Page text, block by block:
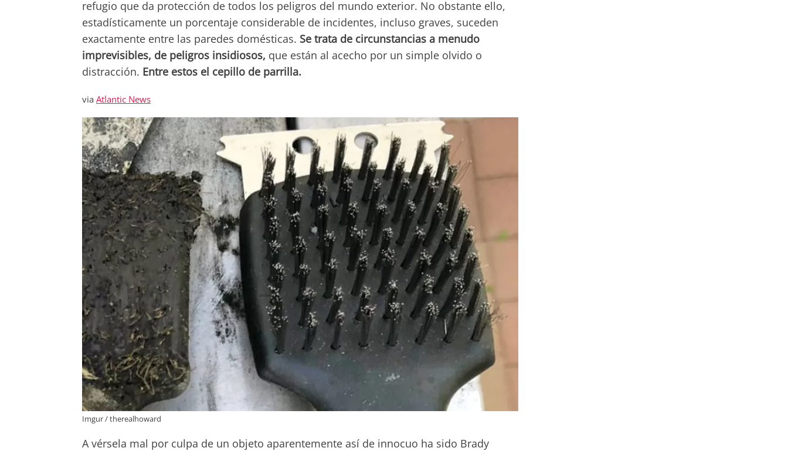
refugio que da protección de todos los peligros del mundo exterior. No obstante ello,
estadísticamente un porcentaje considerable de incidentes, incluso graves, suceden
exactamente entre las paredes domésticas. Se trata de circunstancias a menudo
imprevisibles, de peligros insidiosos, que están al acecho por un simple olvido o
distracción. Entre estos el cepillo de parrilla.
via Atlantic News
Imgur / therealhoward
A vérsela mal por culpa de un objeto aparentemente así de innocuo ha sido Brady